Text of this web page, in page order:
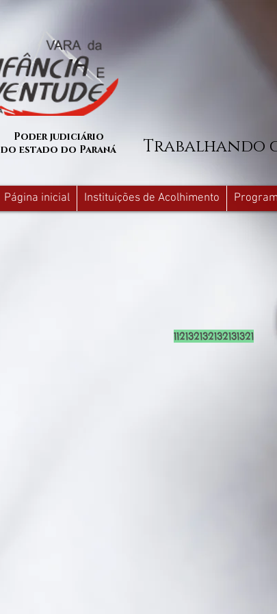
Poder judiciário
do estado do Paraná
Trabalhando
Página inicial Instituições de Acolhimento
112132132132131321